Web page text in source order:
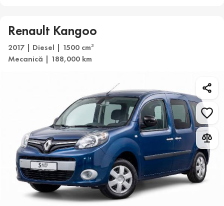
Renault Kangoo
2017 | Diesel | 1500 cm3
Mecanică | 188,000 km